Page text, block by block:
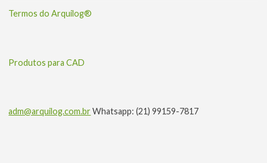
Termos do Arquilog®
Produtos para CAD
adm@arquilog.com.brWhatsapp: (21) 99159-7817